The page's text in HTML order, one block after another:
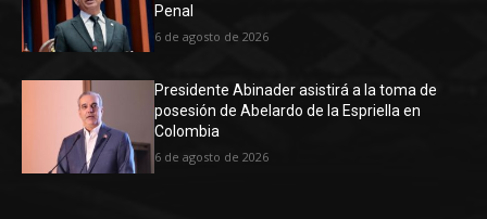
Penal
6 de agosto de 2026
Presidente Abinader asistirá a la toma de
posesión de Abelardo de la Espriella en
Colombia
6 de agosto de 2026